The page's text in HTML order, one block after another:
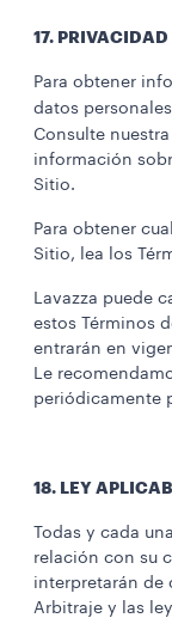
17. PRIVACIDAD
Para obtener
datos
Consulte nuestra
información
Sitio.
Para obtener
Sitio, lea los
Lavazza puede
estos Términos
entrarán en
Le
periódicamente
18. LEY
Todas y cada
relación con su
interpretarán de
Arbitraje y las